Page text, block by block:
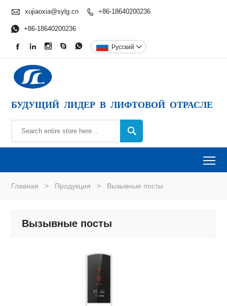
 xujiaoxia@sylg.cn  +86-18640200236
 +86-18640200236
     Pусский 
БУДУЩИЙ ЛИДЕР В ЛИФТОВОЙ ОТРАСЛЕ

Главная > Продукция > Вызывные посты
Вызывные посты